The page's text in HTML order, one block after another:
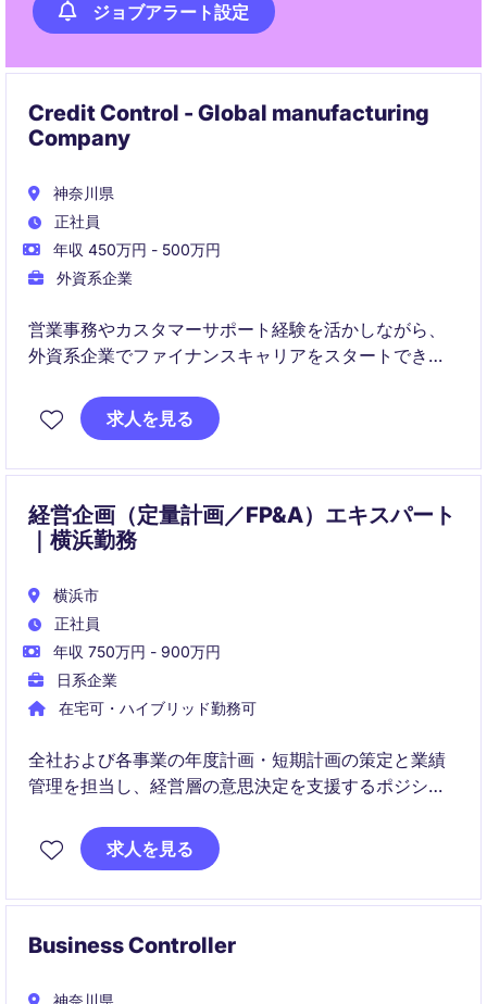
ジョブアラート設定
Credit Control - Global manufacturing
Company
神奈川県
正社員
年収 450万円 - 500万円
外資系企業
営業事務やカスタマーサポート経験を活かしながら、
外資系企業でファイナンスキャリアをスタートできる
SAPやグローバルコミュニケーションを経験しなが
求人を見る
経営企画（定量計画／FP&A）エキスパート
｜横浜勤務
横浜市
正社員
年収 750万円 - 900万円
日系企業
在宅可・ハイブリッド勤務可
全社および各事業の年度計画・短期計画の策定と業績
管理を担当し、経営層の意思決定を支援するポジショ
計画達成に向けた改善活動や重点施策の推進をリード
していただきます。
求人を見る
Business Controller
神奈川県